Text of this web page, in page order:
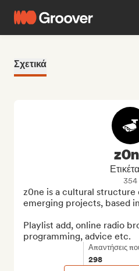
Σχετικά
Ετικέτα
354
z0ne is a cultural structure
emerging projects, based
Playlist add, online radio
programming, advice etc.
Απαντήσεις
298